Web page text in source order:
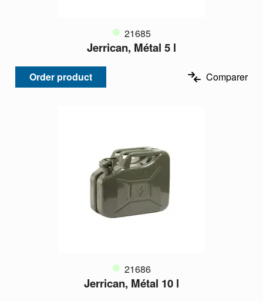
21685
Jerrican, Métal 5 l
Order product Comparer
21686
Jerrican, Métal 10 l